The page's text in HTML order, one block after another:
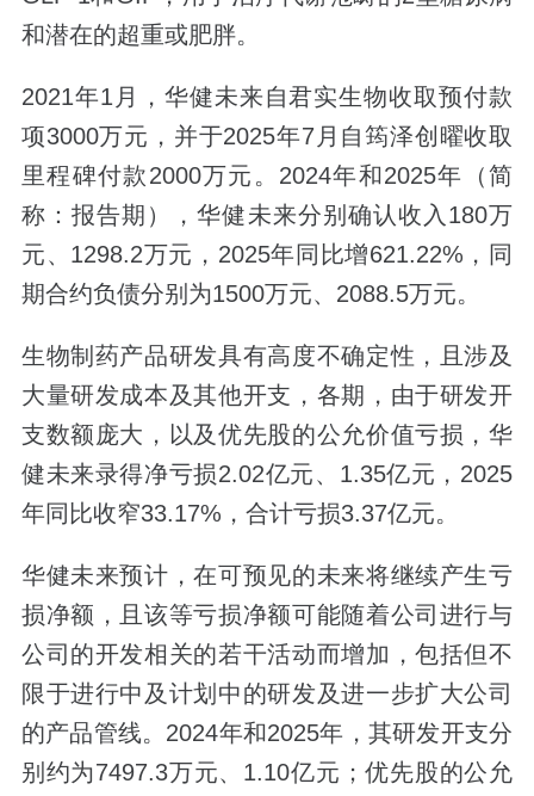
和潜在的超重或肥胖。
2021年1月，华健未来自君实生物收取预付款
项3000万元，并于2025年7月自筠泽创曜收取
里程碑付款2000万元。2024年和2025年（简
称：报告期），华健未来分别确认收入180万
元、1298.2万元，2025年同比增621.22%，同
期合约负债分别为1500万元、2088.5万元。
生物制药产品研发具有高度不确定性，且涉及
大量研发成本及其他开支，各期，由于研发开
支数额庞大，以及优先股的公允价值亏损，华
健未来录得净亏损2.02亿元、1.35亿元，2025
年同比收窄33.17%，合计亏损3.37亿元。
华健未来预计，在可预见的未来将继续产生亏
损净额，且该等亏损净额可能随着公司进行与
公司的开发相关的若干活动而增加，包括但不
限于进行中及计划中的研发及进一步扩大公司
的产品管线。2024年和2025年，其研发开支分
别约为7497.3万元、1.10亿元；优先股的公允